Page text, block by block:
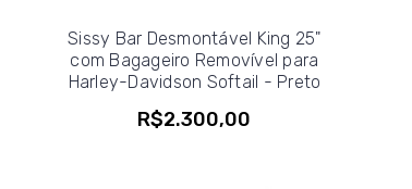
Sissy Bar Desmontável King 25"
com Bagageiro Removível para
Harley-Davidson Softail - Preto
R$2.300,00